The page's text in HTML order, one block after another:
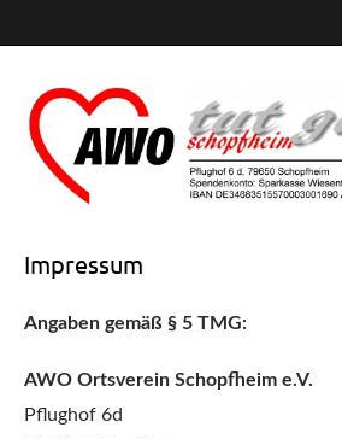
AWO
e.V.
Impressum
Angaben gemäß § 5 TMG:
AWO Ortsverein Schopfheim e.V.
Pflughof 6d